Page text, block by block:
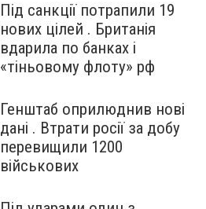
Під санкції потрапили 19
нових цілей . Британія
вдарила по банках і
«тіньовому флоту» рф
Генштаб оприлюднив нові
дані . Втрати росії за добу
перевищили 1200
військових